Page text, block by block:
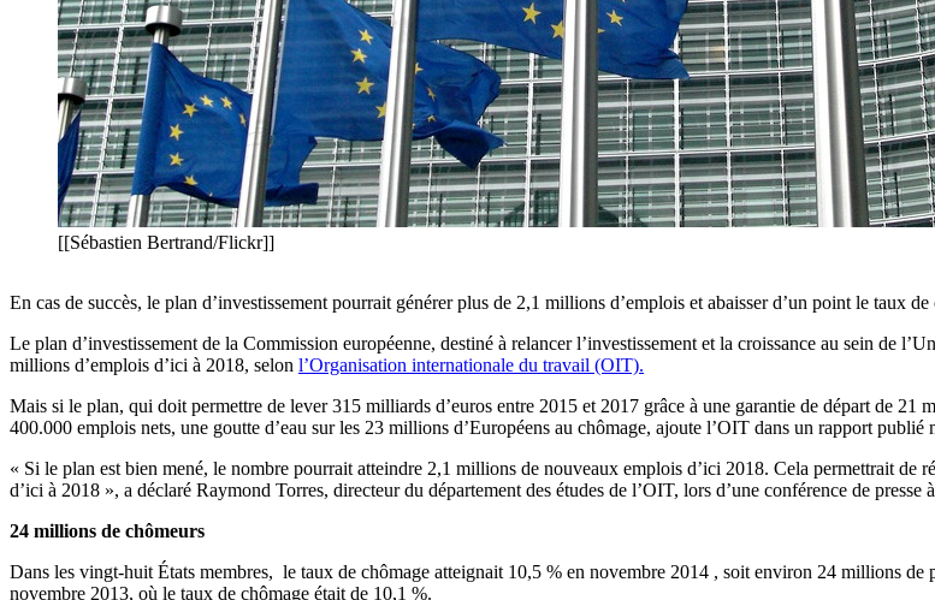
[[Sébastien Bertrand/Flickr]]
En cas de succès, le plan d’investissement pourrait générer plus de 2,1 millions d’emplois et abaisser d’un point le taux
Le plan d’investissement de la Commission européenne, destiné à relancer l’investissement et la croissance au sein de
millions d’emplois d’ici à 2018, selon l’Organisation internationale du travail (OIT).
Mais si le plan, qui doit permettre de lever 315 milliards d’euros entre 2015 et 2017 grâce à une garantie de départ de 21
400.000 emplois nets, une goutte d’eau sur les 23 millions d’Européens au chômage, ajoute l’OIT dans un rapport publié
« Si le plan est bien mené, le nombre pourrait atteindre 2,1 millions de nouveaux emplois d’ici 2018. Cela permettrait de
d’ici à 2018 », a déclaré Raymond Torres, directeur du département des études de l’OIT, lors d’une conférence de presse
24 millions de chômeurs
Dans les vingt-huit États membres, le taux de chômage atteignait 10,5 % en novembre 2014 , soit environ 24 millions de
novembre 2013, où le taux de chômage était de 10,1 %.